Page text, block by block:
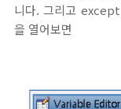
니다. 그리고
을 열어보면